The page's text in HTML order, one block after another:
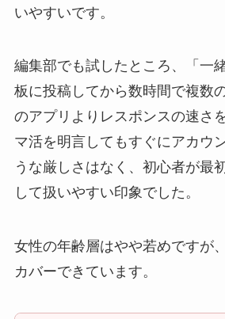
いやすいです。
編集部でも試したところ、「一
板に投稿してから数時間で複数
のアプリよりレスポンスの速さ
マ活を明言してもすぐにアカウ
うな厳しさはなく、初心者が最
して扱いやすい印象でした。
女性の年齢層はやや若めですが
カバーできています。